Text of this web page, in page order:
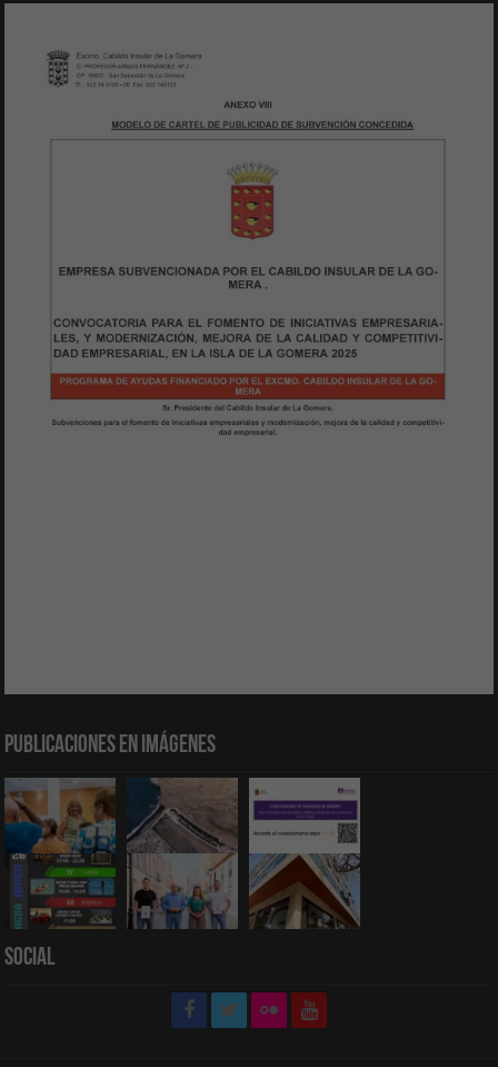
Publicaciones en Imágenes
Social